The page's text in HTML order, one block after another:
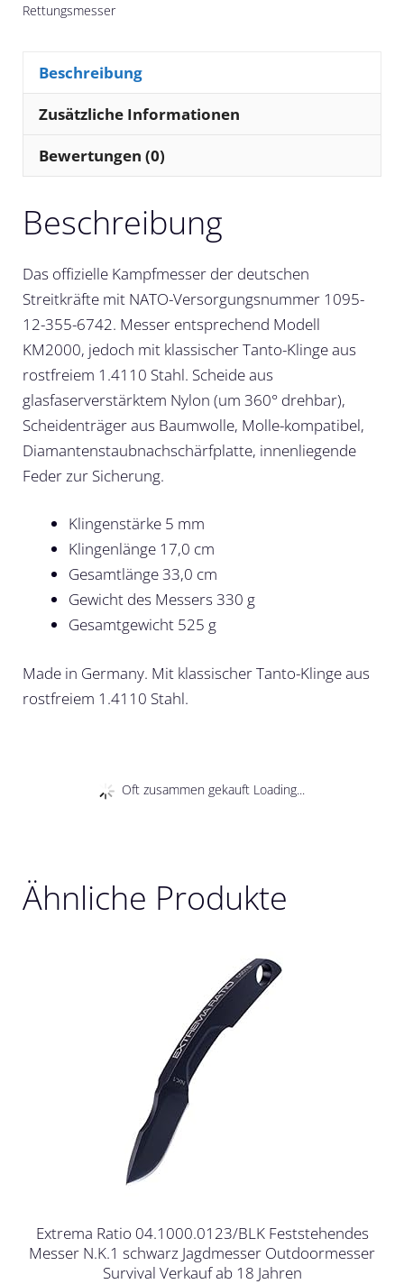
Rettungsmesser
Beschreibung
Zusätzliche Informationen
Bewertungen (0)
Beschreibung
Das offizielle Kampfmesser der deutschen
Streitkräfte mit NATO-Versorgungsnummer 1095-
12-355-6742. Messer entsprechend Modell
KM2000, jedoch mit klassischer Tanto-Klinge aus
rostfreiem 1.4110 Stahl. Scheide aus
glasfaserverstärktem Nylon (um 360° drehbar),
Scheidenträger aus Baumwolle, Molle-kompatibel,
Diamantenstaubnachschärfplatte, innenliegende
Feder zur Sicherung.
Klingenstärke 5 mm
Klingenlänge 17,0 cm
Gesamtlänge 33,0 cm
Gewicht des Messers 330 g
Gesamtgewicht 525 g
Made in Germany. Mit klassischer Tanto-Klinge aus
rostfreiem 1.4110 Stahl.
Oft zusammen gekauft Loading...
Ähnliche Produkte
Extrema Ratio 04.1000.0123/BLK Feststehendes
Messer N.K.1 schwarz Jagdmesser Outdoormesser
Survival Verkauf ab 18 Jahren